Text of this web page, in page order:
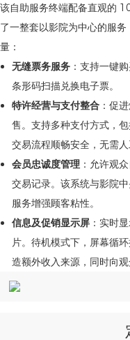
该自助服务终端配备直观的
了一整套以影院为中心的服
量：
无缝票务服务：支持一键
条形码扫描兑换电子票。
特许经营与支付整合：促
售。支持多种支付方式，
交易流程顺畅安全，无需人
会员忠诚度管理：允许观
交易记录。该系统与影院
服务增强顾客粘性。
信息及促销显示屏：实时
片。待机模式下，屏幕循
造额外收入来源，同时向观